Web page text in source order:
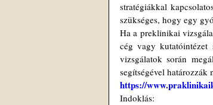
stratégiákkal
szükséges, hogy egy
Ha a preklinikai
cég vagy
vizsgálatok során
segítségével határozzák
https://
Indoklás: